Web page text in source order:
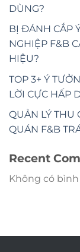
DÙNG?
BỊ ĐÁNH CẮP
NGHIỆP F&B
HIỆU?
TOP 3+ Ý
LỜI CỰC HẤP
QUẢN LÝ THU
QUÁN F&B
Recent
Không có